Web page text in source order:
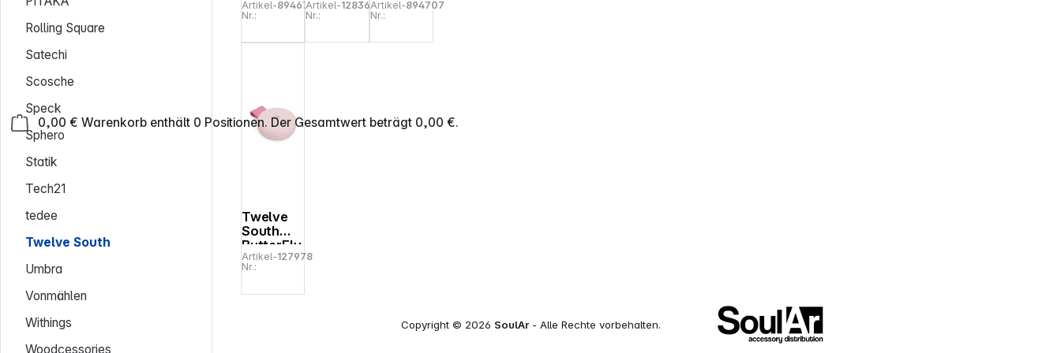
0,00 € Warenkorb enthält 0 Positionen. Der Gesamtwert beträgt 0,00 €.
Rolling Square
Satechi
Scosche
Speck
Sphero
Statik
Tech21
tedee
Twelve South
Umbra
Vonmählen
Withings
Woodcessories
Duo
Mount
Artikel-
Nr.:
89467250W
USB-C
Artikel-
Nr.:
128363Deluxe
Magn. 3-
Artikel-
Nr.:
894707
Twelve
South
ButterFly
SE 2-in-1
Qi2
Artikel-
Nr.:
127978
Copyright © 2026 SoulAr- Alle Rechte vorbehalten.